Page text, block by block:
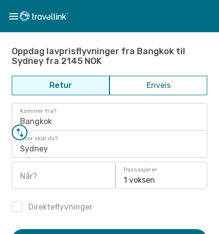
Oppdag lavprisflyvninger fra Bangkok til
Sydney fra 2145 NOK
Retur Enveis
Kommer fra?
Bangkok
Hvor skal du?
Sydney
Når?
Passasjerer
1 voksen
Direkteflyvninger